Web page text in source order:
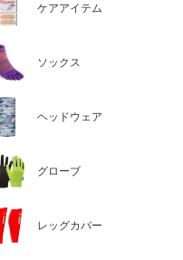
ケアアイテム
ソックス
ヘッドウェア
グローブ
レッグカバー